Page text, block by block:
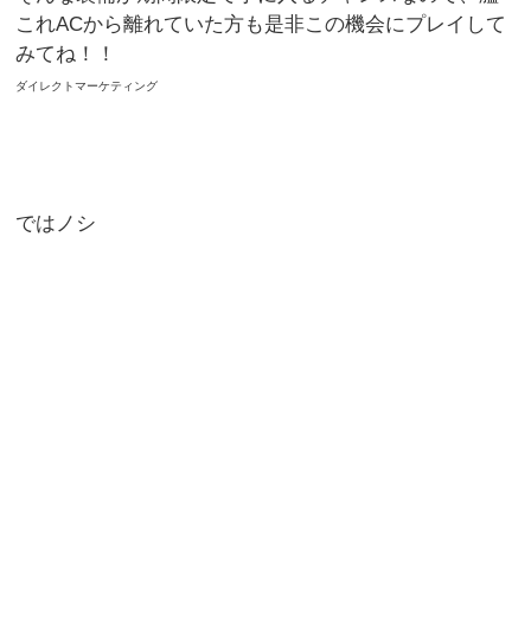
これACから離れていた方も是非この機会にプレイして
みてね！！
ダイレクトマーケティング
ではノシ